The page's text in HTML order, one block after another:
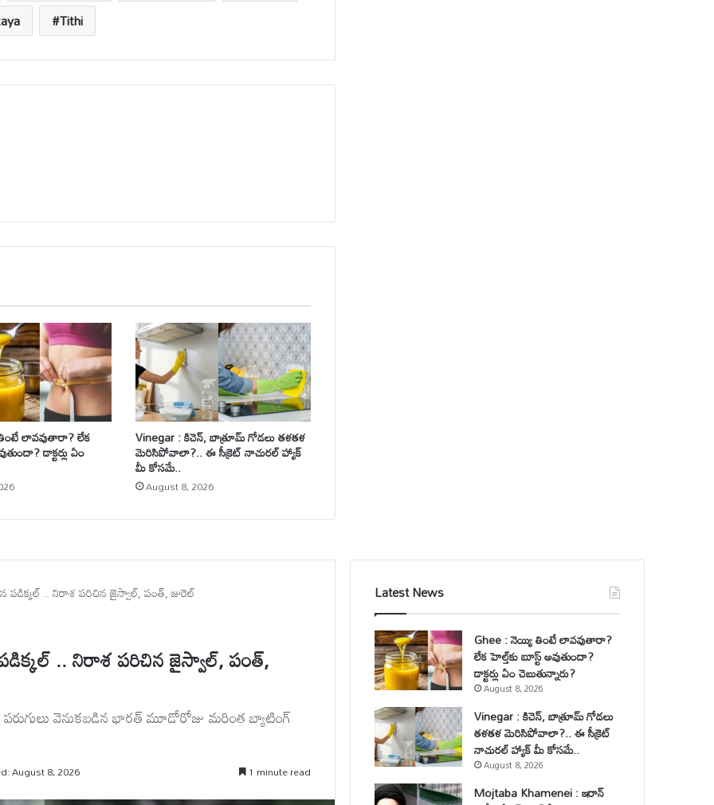
Tithi
లావవుతారా? లేక
డాక్టర్లు ఏం
Vinegar : కిచెన్, బాత్రూమ్ గోడలు తళతళ
మెరిసిపోవాలా?.. ఈ సీక్రెట్ నాచురల్ హ్యాక్
మీ కోసమే..
August 8, 2026